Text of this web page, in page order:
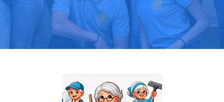
Más de 1000 clientes confían en nosotros
⭐⭐⭐⭐⭐